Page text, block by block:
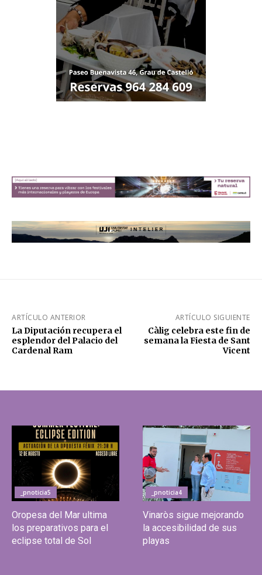
ARTÍCULO ANTERIOR
La Diputación recupera el
esplendor del Palacio del
Cardenal Ram
ARTÍCULO SIGUIENTE
Càlig celebra este fin de
semana la Fiesta de Sant
Vicent
_pnoticia5
Oropesa del Mar ultima
los preparativos para el
eclipse total de Sol
_pnoticia4
Vinaròs sigue mejorando
la accesibilidad de sus
playas